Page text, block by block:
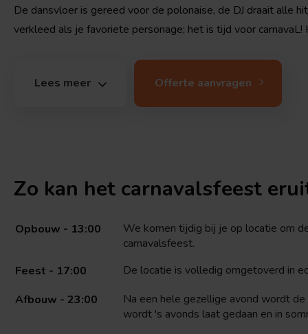
De dansvloer is gereed voor de polonaise, de DJ draait alle
verkleed als je favoriete personage; het is tijd voor carnavaL!
Lees meer Offerte aanvragen
Zo kan het carnavalsfeest
Opbouw - 13:00
We komen tijdig bij je op locatie om
carnavalsfeest.
Feest - 17:00
De locatie is volledig omgetoverd in
Afbouw - 23:00
Na een hele gezellige avond wordt
wordt 's avonds laat gedaan en in